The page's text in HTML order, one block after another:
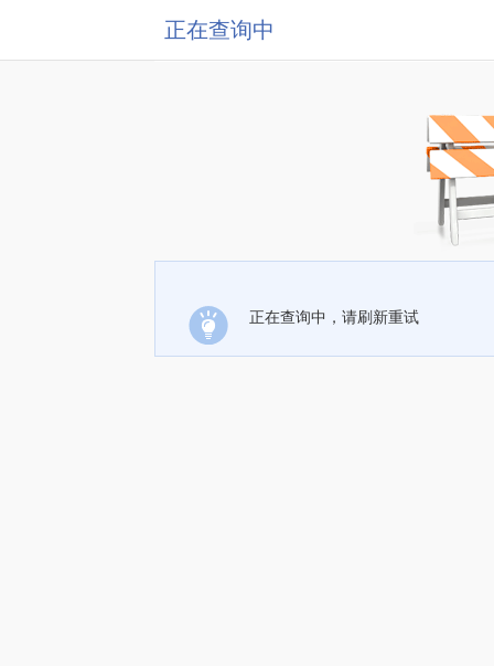
正在查询中
正在查询中，请刷新重试